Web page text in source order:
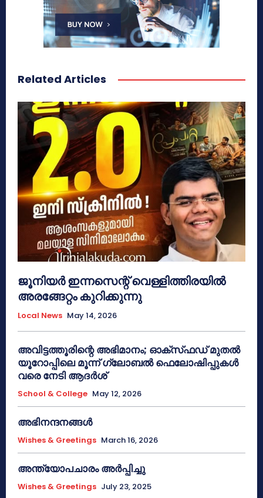
Related Articles
ജൂനിയർ ഇന്നസെന്റ് വെള്ളിത്തിരയിൽ
അരങ്ങേറ്റം കുറിക്കുന്നു
Local News May 14, 2026
അവിട്ടത്തൂരിന്റെ അഭിമാനം; ഓക്‌സ്‌ഫഡ് മുതൽ
യൂറോപ്പിലെ മൂന്ന് ഗ്ലോബൽ ഫെലോഷിപ്പുകൾ
വരെ നേടി ആദർശ്
School & College May 12, 2026
അഭിനന്ദനങ്ങൾ
Wishes & Greetings March 16, 2026
അന്ത്യോപചാരം അര്‍പ്പിച്ചു
Wishes & Greetings July 23, 2025